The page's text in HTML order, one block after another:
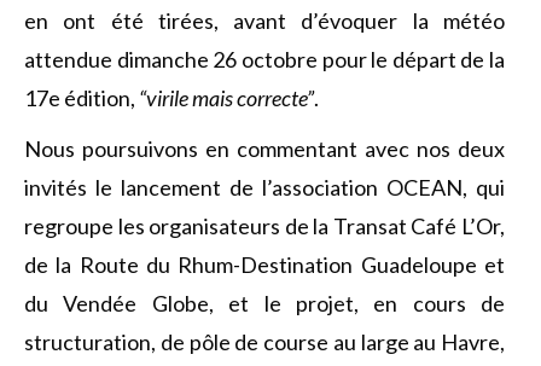
en ont été tirées, avant d’évoquer la météo
attendue dimanche 26 octobre pour le départ de la
17e édition, “virile mais correcte”.
Nous poursuivons en commentant avec nos deux
invités le lancement de l’association OCEAN, qui
regroupe les organisateurs de la Transat Café L’Or,
de la Route du Rhum-Destination Guadeloupe et
du Vendée Globe, et le projet, en cours de
structuration, de pôle de course au large au Havre,